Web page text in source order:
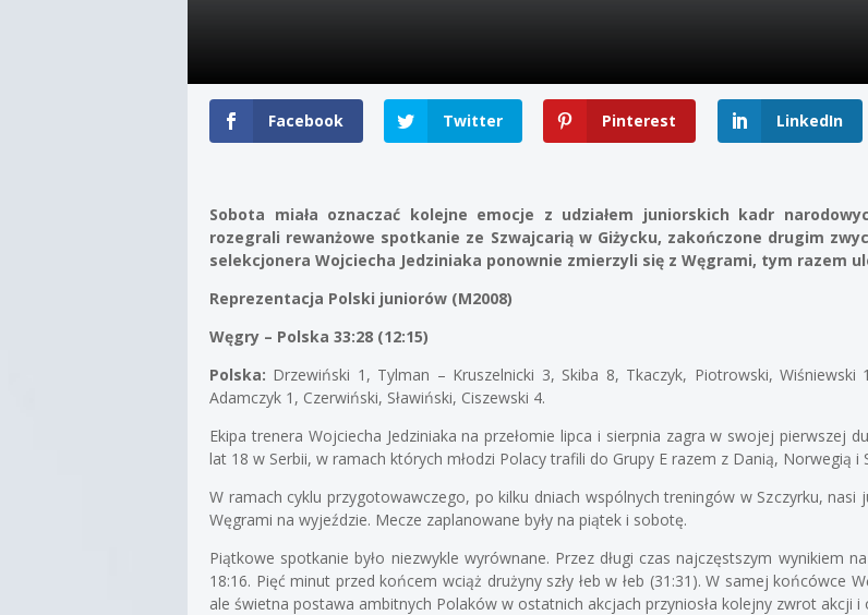
Facebook Twitter Pinterest LinkedIn
Sobota miała oznaczać kolejne emocje z udziałem juniorskich kadr
rozegrali rewanżowe spotkanie ze Szwajcarią w Giżycku, zakończone drugim
selekcjonera Wojciecha Jedziniaka ponownie zmierzyli się z Węgrami, tym razem
Reprezentacja Polski juniorów (M2008)
Węgry – Polska 33:28 (12:15)
Polska: Drzewiński 1, Tylman – Kruszelnicki 3, Skiba 8, Tkaczyk, Piotrowski,
Adamczyk 1, Czerwiński, Sławiński, Ciszewski 4.
Ekipa trenera Wojciecha Jedziniaka na przełomie lipca i sierpnia zagra w swojej pierwszej
lat 18 w Serbii, w ramach których młodzi Polacy trafili do Grupy E razem z Danią, Norwegią i
W ramach cyklu przygotowawczego, po kilku dniach wspólnych treningów w Szczyrku,
Węgrami na wyjeździe. Mecze zaplanowane były na piątek i sobotę.
Piątkowe spotkanie było niezwykle wyrównane. Przez długi czas najczęstszym wynikiem
18:16. Pięć minut przed końcem wciąż drużyny szły łeb w łeb (31:31). W samej końcówce
ale świetna postawa ambitnych Polaków w ostatnich akcjach przyniosła kolejny zwrot akcji i